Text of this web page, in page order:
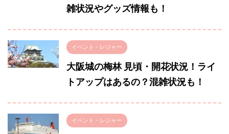
雑状況やグッズ情報も！
イベント・レジャー
大阪城の梅林 見頃・開花状況！ライ
トアップはあるの？混雑状況も！
イベント・レジャー